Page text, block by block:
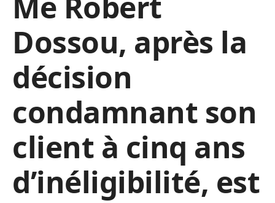
Dossou, après la
décision
condamnant son
client à cinq ans
d’inéligibilité, est